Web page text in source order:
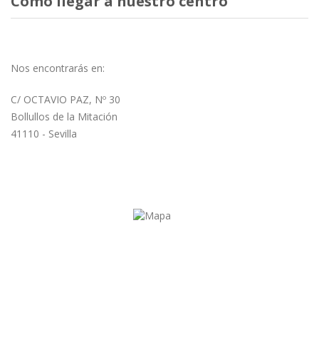
Nos encontrarás en:
C/ OCTAVIO PAZ, Nº 30
Bollullos de la Mitación
41110 - Sevilla